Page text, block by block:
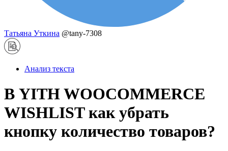
Татьяна Уткина @tany-7308
Анализ текста
В YITH WOOCOMMERCE
WISHLIST как убрать
кнопку количество товаров?